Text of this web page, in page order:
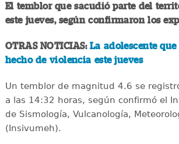
El temblor que sacudió parte del
este jueves, según confirmaron los
OTRAS NOTICIAS: La adolescente
hecho de violencia este jueves
Un temblor de magnitud 4.6 se
a las 14:32 horas, según confirmó el
de Sismología, Vulcanología,
(Insivumeh).